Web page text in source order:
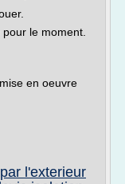
le moment.
en oeuvre
l'exterieur